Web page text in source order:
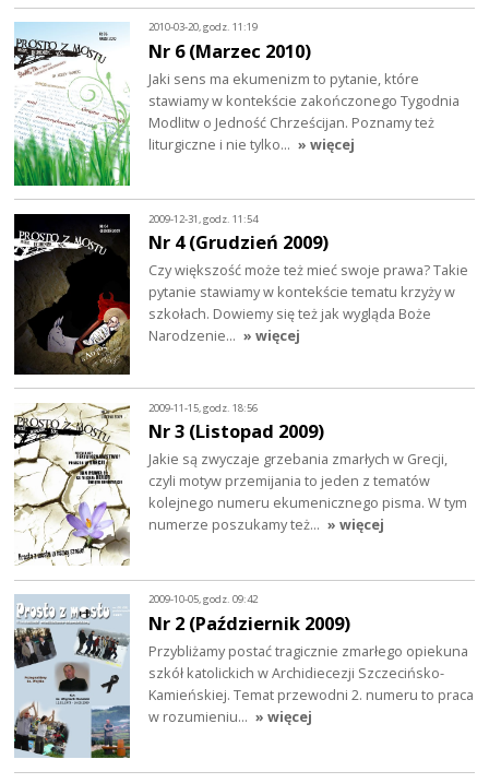
2010-03-20, godz. 11:19
Nr 6 (Marzec 2010)
Jaki sens ma ekumenizm to pytanie, które
stawiamy w kontekście zakończonego Tygodnia
Modlitw o Jedność Chrześcijan. Poznamy też
liturgiczne i nie tylko… » więcej
2009-12-31, godz. 11:54
Nr 4 (Grudzień 2009)
Czy większość może też mieć swoje prawa? Takie
pytanie stawiamy w kontekście tematu krzyży w
szkołach. Dowiemy się też jak wygląda Boże
Narodzenie… » więcej
2009-11-15, godz. 18:56
Nr 3 (Listopad 2009)
Jakie są zwyczaje grzebania zmarłych w Grecji,
czyli motyw przemijania to jeden z tematów
kolejnego numeru ekumenicznego pisma. W tym
numerze poszukamy też… » więcej
2009-10-05, godz. 09:42
Nr 2 (Październik 2009)
Przybliżamy postać tragicznie zmarłego opiekuna
szkół katolickich w Archidiecezji Szczecińsko-
Kamieńskiej. Temat przewodni 2. numeru to praca
w rozumieniu… » więcej